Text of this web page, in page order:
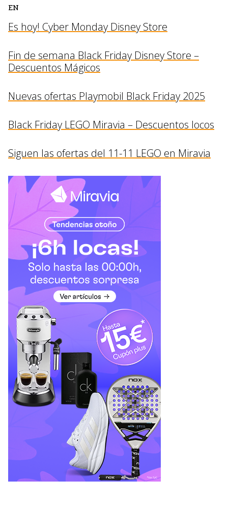
EN
Es hoy! Cyber Monday Disney Store
Fin de semana Black Friday Disney Store –
Descuentos Mágicos
Nuevas ofertas Playmobil Black Friday 2025
Black Friday LEGO Miravia – Descuentos locos
Siguen las ofertas del 11-11 LEGO en Miravia